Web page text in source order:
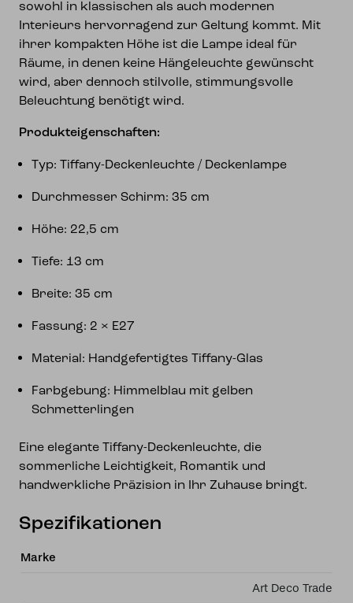
sowohl in klassischen als auch modernen
Interieurs hervorragend zur Geltung kommt. Mit
ihrer kompakten Höhe ist die Lampe ideal für
Räume, in denen keine Hängeleuchte gewünscht
wird, aber dennoch stilvolle, stimmungsvolle
Beleuchtung benötigt wird.
Produkteigenschaften:
Typ: Tiffany-Deckenleuchte / Deckenlampe
Durchmesser Schirm: 35 cm
Höhe: 22,5 cm
Tiefe: 13 cm
Breite: 35 cm
Fassung: 2 × E27
Material: Handgefertigtes Tiffany-Glas
Farbgebung: Himmelblau mit gelben
Schmetterlingen
Eine elegante Tiffany-Deckenleuchte, die
sommerliche Leichtigkeit, Romantik und
handwerkliche Präzision in Ihr Zuhause bringt.
Spezifikationen
Marke
Art Deco Trade